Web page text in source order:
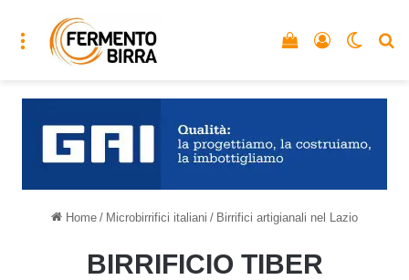
Menu Accedi
Vedi il carrello
Home / Microbirrifici italiani / Birrifici artigianali nel Lazio
BIRRIFICIO TIBER